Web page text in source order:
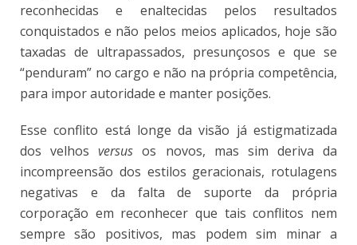
reconhecidas e enaltecidas pelos resultados
conquistados e não pelos meios aplicados, hoje são
taxadas de ultrapassados, presunçosos e que se
“penduram” no cargo e não na própria competência,
para impor autoridade e manter posições.
Esse conflito está longe da visão já estigmatizada
dos velhosversus os novos, mas sim deriva da
incompreensão dos estilos geracionais, rotulagens
negativas e da falta de suporte da própria
corporação em reconhecer que tais conflitos nem
sempre são positivos, mas podem sim minar a